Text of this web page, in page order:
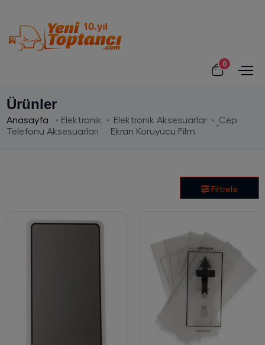
0
Ürünler
Anasayfa Elektronik Elektronik Aksesuarlar
Cep
Telefonu Aksesuarları
Ekran Koruyucu Film
Filtrele